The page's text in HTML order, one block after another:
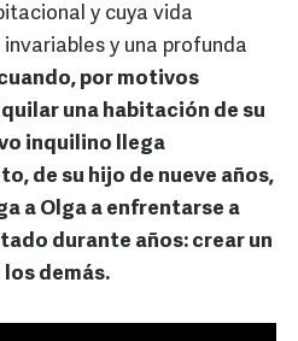
y cuya vida
y una profunda
por motivos
una habitación de su
inquilino llega
de su hijo de nueve años,
a Olga a enfrentarse a
durante años: crear un
demás.